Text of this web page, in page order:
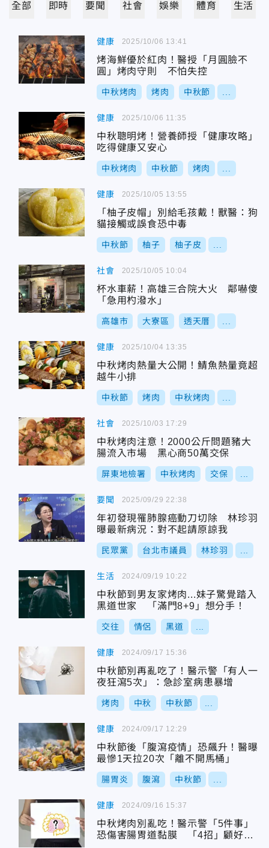
全部 即時 要聞 社會 娛樂 體育 生活
健康
烤海鮮優於紅肉！醫授「月圓臉不
圓」烤肉守則 不怕失控
中秋烤肉 烤肉 中秋節
2025/10/06 13:41
健康
中秋聰明烤！營養師授「健康攻略」
吃得健康又安心
中秋烤肉 中秋節 烤肉
2025/10/06 11:35
健康
「柚子皮帽」別給毛孩戴！獸醫：狗
貓接觸或誤食恐中毒
中秋節 柚子 柚子皮
2025/10/05 13:55
社會
杯水車薪！高雄三合院大火 鄰嚇傻
「急用杓潑水」
高雄市 大寮區 透天厝
2025/10/05 10:04
健康
中秋烤肉熱量大公開！鯖魚熱量竟超
越牛小排
中秋節 烤肉 中秋烤肉
2025/10/04 13:35
社會
中秋烤肉注意！2000公斤問題豬大
腸流入市場 黑心商50萬交保
屏東地檢署 中秋烤肉 交保
2025/10/03 17:29
要聞
年初發現罹肺腺癌動刀切除 林珍羽
曝最新病況：對不起請原諒我
民眾黨 台北市議員 林珍羽
2025/09/29 22:38
生活
中秋節到男友家烤肉...妹子驚覺踏入
黑道世家 「滿門8+9」想分手！
交往 情侶 黑道
2024/09/19 10:22
健康
中秋節別再亂吃了！醫示警「有人一
夜狂瀉5次」：急診室病患暴增
烤肉 中秋 中秋節
2024/09/17 15:36
健康
中秋節後「腹瀉疫情」恐飆升！醫曝
最慘1天拉20次「離不開馬桶」
腸胃炎 腹瀉 中秋節
2024/09/17 12:29
健康
中秋烤肉別亂吃！醫示警「5件事」
恐傷害腸胃道黏膜 「4招」顧好腸
2024/09/16 15:37